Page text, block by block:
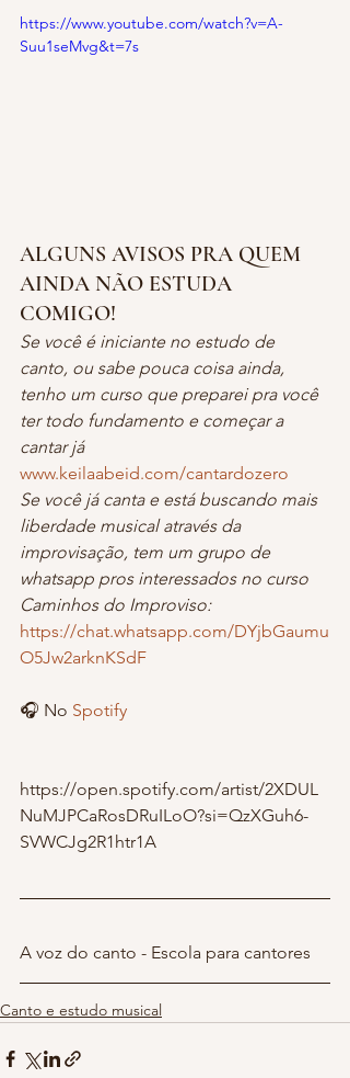
https://www.youtube.com/watch?v=A-
Suu1seMvg&t=7s
ALGUNS AVISOS PRA QUEM
AINDA NÃO ESTUDA
COMIGO!
Se você é iniciante no estudo de
canto, ou sabe pouca coisa ainda,
tenho um curso que preparei pra você
ter todo fundamento e começar a
cantar já
www.keilaabeid.com/cantardozero
Se você já canta e está buscando mais
liberdade musical através da
improvisação, tem um grupo de
whatsapp pros interessados no curso
Caminhos do Improviso:
https://chat.whatsapp.com/DYjbGaumu
O5Jw2arknKSdF
🎧 No Spotify
https://open.spotify.com/artist/2XDUL
NuMJPCaRosDRuILoO?si=QzXGuh6-
SVWCJg2R1htr1A
A voz do canto - Escola para cantores
Canto e estudo musical